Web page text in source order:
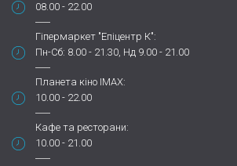
08.00 - 22.00
Гіпермаркет "Епіцентр К":
Пн-Сб: 8.00 - 21.30, Нд 9.00 - 21.00
Планета кіно IMAX:
10.00 - 22.00
Кафе та ресторани:
10.00 - 21.00